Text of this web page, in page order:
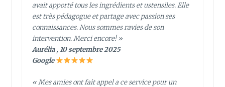
avait apporté tous les ingrédients et ustensiles. Elle
est très pédagogue et partage avec passion ses
connaissances. Nous sommes ravies de son
intervention. Merci encore! »
Aurélia , 10 septembre 2025
Google
« Mes amies ont fait appel a ce service pour un